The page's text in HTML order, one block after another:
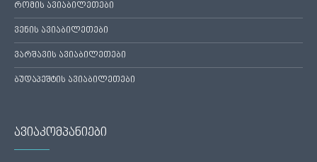
რომის ავიაბილეთები
ვენის ავიაბილეთები
ვარშავის ავიაბილეთები
ბუდაპეშტის ავიაბილეთები
ავიაკომპანიები